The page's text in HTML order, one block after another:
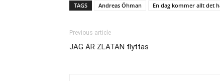
TAGS Andreas Öhman En dag kommer allt det
Previous article
JAG ÄR ZLATAN flyttas